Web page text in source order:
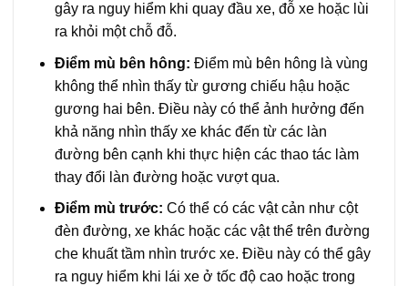
gây ra nguy hiểm khi quay đầu xe, đỗ xe hoặc lùi
ra khỏi một chỗ đỗ.
Điểm mù bên hông: Điểm mù bên hông là vùng
không thể nhìn thấy từ gương chiếu hậu hoặc
gương hai bên. Điều này có thể ảnh hưởng đến
khả năng nhìn thấy xe khác đến từ các làn
đường bên cạnh khi thực hiện các thao tác làm
thay đổi làn đường hoặc vượt qua.
Điểm mù trước: Có thể có các vật cản như cột
đèn đường, xe khác hoặc các vật thể trên đường
che khuất tầm nhìn trước xe. Điều này có thể gây
ra nguy hiểm khi lái xe ở tốc độ cao hoặc trong